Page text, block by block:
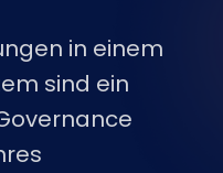
in einem
sind ein